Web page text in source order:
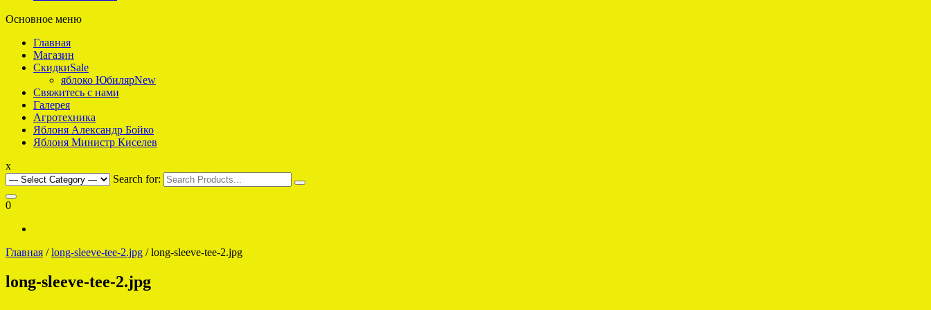
Яблоко что надо
Основное меню
Главная
Магазин
СкидкиSale
яблоко ЮбилярNew
Свяжитесь с нами
Галерея
Агротехника
Яблоня Александр Бойко
Яблоня Министр Киселев
x
Search for:
0
Главная /long-sleeve-tee-2.jpg / long-sleeve-tee-2.jpg
long-sleeve-tee-2.jpg